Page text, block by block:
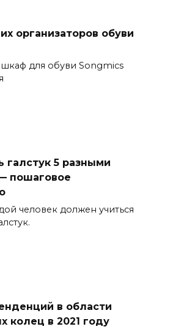
организаторов обуви
для обуви Songmics
галстук 5 разными
пошаговое
человек должен учиться
в области
колец в 2021 году